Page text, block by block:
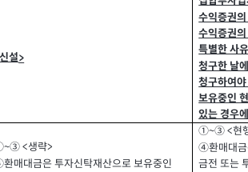
신설>
수익증권
수익증권
특별한 사
청구한 날
청구하여
보유중인
있는 경우
~③<생략>
매대금은 투자신탁재산으로 보유중인
①~③<현
④환매대금
금전 또는